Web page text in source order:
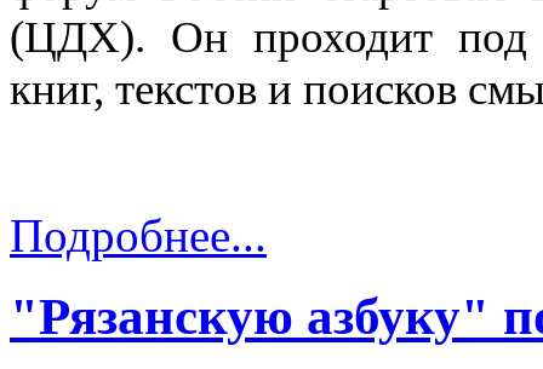
(ЦДХ). Он проходит под
книг, текстов и поисков
Подробнее...
"Рязанскую азбуку"